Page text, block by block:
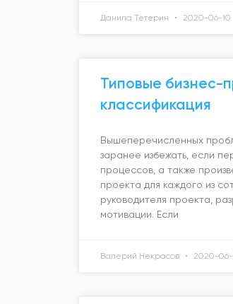
Данила Тетерин 2020-06-10
Типовые бизнес-
классификация
Вышеперечисленных
заранее избежать, если
процессов, а также
проекта для каждого из
руководителя проекта,
мотивации. Если
Валерий Некрасов 2020-06-